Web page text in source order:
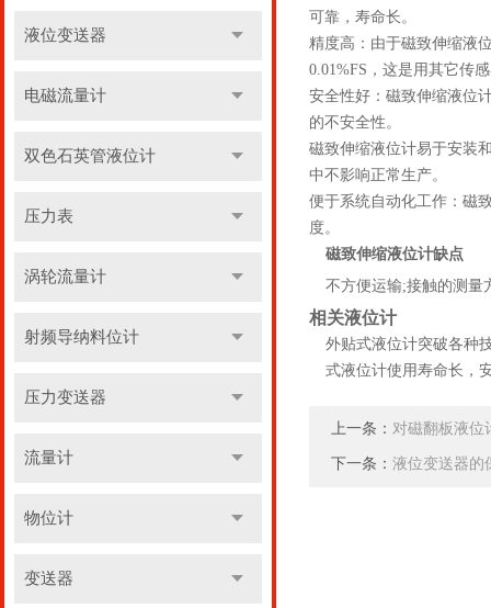
液位变送器
电磁流量计
双色石英管液位计
压力表
涡轮流量计
射频导纳料位计
压力变送器
流量计
物位计
变送器
可靠，寿命长。
精度高：由于磁致伸缩液
0.01%FS，这是用其它传
安全性好：磁致伸缩液位
的不安全性。
磁致伸缩液位计易于安装
中不影响正常生产。
便于系统自动化工作：磁
度。
磁致伸缩液位计缺点
不方便运输;接触的测量
相关液位计
外贴式液位计突破各种
式液位计使用寿命长，
上一条： 对磁翻板液位
下一条： 液位变送器的